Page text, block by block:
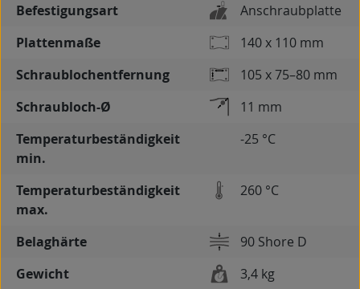
Befestigungsart
Anschraubplatte
Plattenmaße
140 x 110 mm
Schraublochentfernung
105 x 75–80 mm
Schraubloch-Ø
11 mm
Temperaturbeständigkeit
min.
-25 °C
Temperaturbeständigkeit
max.
260 °C
Belaghärte
90 Shore D
Gewicht
3,4 kg